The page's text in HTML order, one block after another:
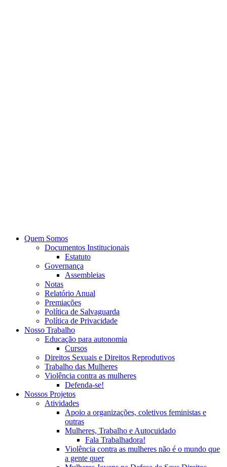
Quem Somos
Documentos Institucionais
Estatuto
Governança
Assembleias
Notas
Relatório Anual
Premiações
Política de Salvaguarda
Política de Privacidade
Nosso Trabalho
Educação para autonomia
Cursos
Direitos Sexuais e Direitos Reprodutivos
Trabalho das Mulheres
Violência contra as mulheres
Defenda-se!
Nossos Projetos
Atividades
Apoio a organizações, coletivos feministas e
outras
Mulheres, Trabalho e Autocuidado
Fala Trabalhadora!
Violência contra as mulheres não é o mundo que
a gente quer